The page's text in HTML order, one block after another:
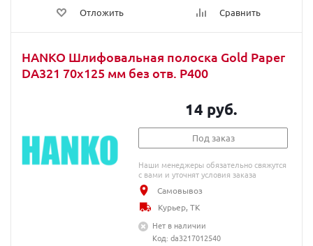
Отложить Сравнить
HANKO Шлифовальная полоска Gold Paper
DA321 70х125 мм без отв. Р400
14 руб.
Под заказ
Наши менеджеры обязательно свяжутся
с вами и уточнят условия заказа
Самовывоз
Курьер, ТК
Нет в наличии
Код: da3217012540